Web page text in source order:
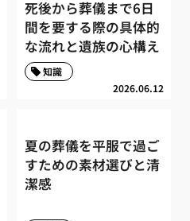
死後から葬儀まで6日
間を要する際の具体的
な流れと遺族の心構え
2026.06.12
知識
夏の葬儀を平服で過ご
すための素材選びと清
潔感